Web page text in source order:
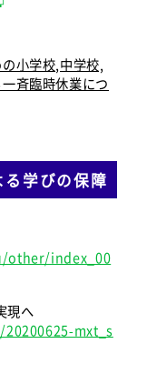
小学校,中学校,
斉臨時休業につ
学びの保障
other/index_00
現へ
mxt_s